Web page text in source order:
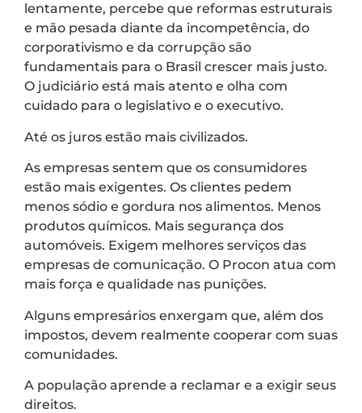
lentamente, percebe que reformas estruturais
e mão pesada diante da incompetência, do
corporativismo e da corrupção são
fundamentais para o Brasil crescer mais justo.
O judiciário está mais atento e olha com
cuidado para o legislativo e o executivo.
Até os juros estão mais civilizados.
As empresas sentem que os consumidores
estão mais exigentes. Os clientes pedem
menos sódio e gordura nos alimentos. Menos
produtos químicos. Mais segurança dos
automóveis. Exigem melhores serviços das
empresas de comunicação. O Procon atua com
mais força e qualidade nas punições.
Alguns empresários enxergam que, além dos
impostos, devem realmente cooperar com suas
comunidades.
A população aprende a reclamar e a exigir seus
direitos.